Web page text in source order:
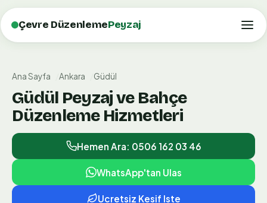
Çevre DüzenlemePeyzaj
Ana Sayfa Ankara Güdül
Güdül Peyzaj ve Bahçe
Düzenleme Hizmetleri
Hemen Ara: 0506 162 03 46
WhatsApp'tan Ulas
Ucretsiz Kesif Iste